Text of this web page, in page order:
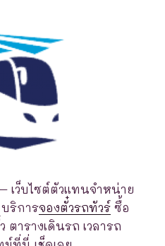
เว็บไซต์ตัวแทนจำหน่าย
ริการจองตั๋วรถทัวร์ ซื้อ
ตารางเดินรถ เวลารถ